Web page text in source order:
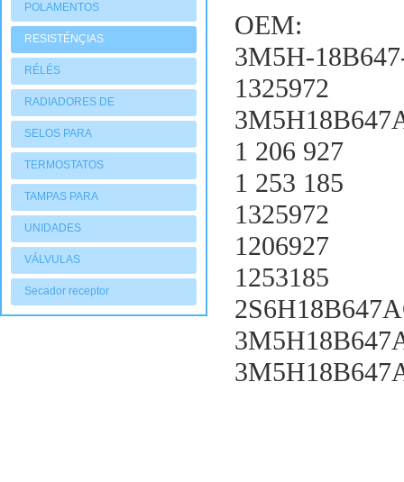
POLAMENTOS
RESISTÉNÇIAS
RÉLÉS
RADIADORES DE
AQUECIMENTO
SELOS PARA
COMPRESSORES
TERMOSTATOS
TAMPAS PARA
COMPRESSORES
UNIDADES
CONDENSADORAS
VÁLVULAS
Secador receptor
OEM:
3M5H-
1325972
1 206 927
1 253 185
1325972
1206927
1253185